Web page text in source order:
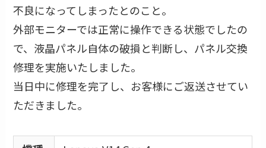
不良になってしまったとのこと。
外部モニターでは正常に操作できる状態でしたの
で、液晶パネル自体の破損と判断し、パネル交換
修理を実施いたしました。
当日中に修理を完了し、お客様にご返送させてい
ただきました。